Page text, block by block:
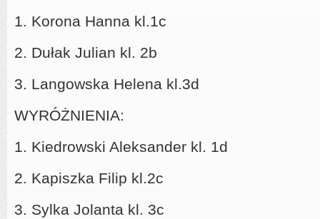
1. Korona Hanna kl.1c
2. Dułak Julian kl. 2b
3. Langowska Helena kl.3d
WYRÓŻNIENIA:
1. Kiedrowski Aleksander kl. 1d
2. Kapiszka Filip kl.2c
3. Sylka Jolanta kl. 3c